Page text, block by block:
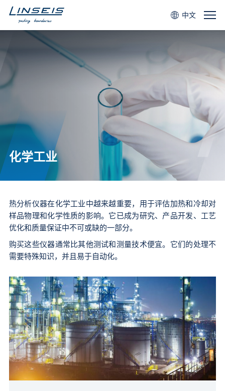
中文
化学工业
热分析仪器在化学工业中越来越重要，用于评估加热和冷却对
样品物理和化学性质的影响。它已成为研究、产品开发、工艺
优化和质量保证中不可或缺的一部分。
购买这些仪器通常比其他测试和测量技术便宜。它们的处理不
需要特殊知识，并且易于自动化。